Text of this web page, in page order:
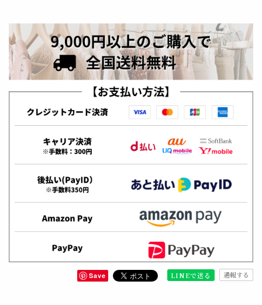
Save LINEで送る 通報する